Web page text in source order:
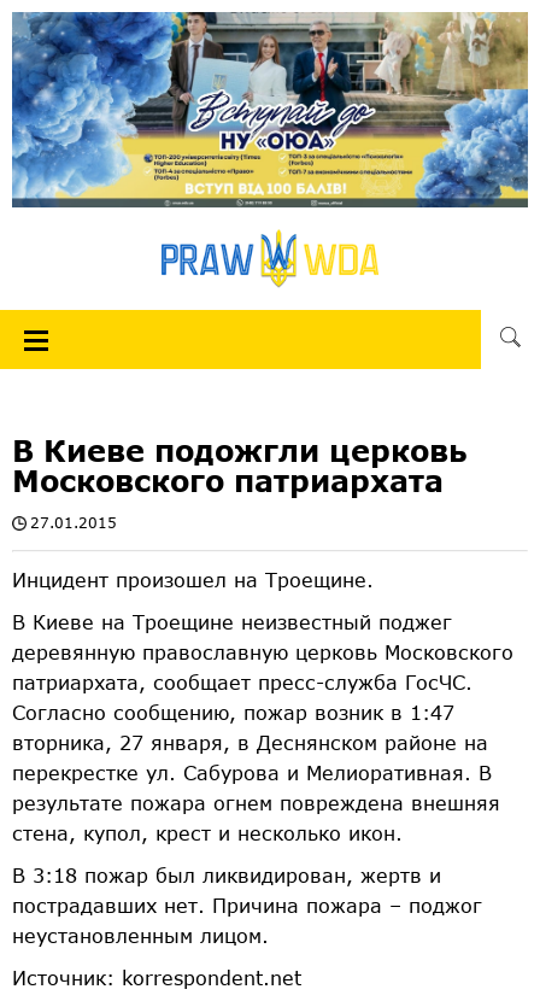
В Киеве подожгли церковь
Московского патриархата
27.01.2015
Инцидент произошел на Троещине.
В Киеве на Троещине неизвестный поджег
деревянную православную церковь Московского
патриархата, сообщает пресс-служба ГосЧС.
Согласно сообщению, пожар возник в 1:47
вторника, 27 января, в Деснянском районе на
перекрестке ул. Сабурова и Мелиоративная. В
результате пожара огнем повреждена внешняя
стена, купол, крест и несколько икон.
В 3:18 пожар был ликвидирован, жертв и
пострадавших нет. Причина пожара – поджог
неустановленным лицом.
Источник: korrespondent.net